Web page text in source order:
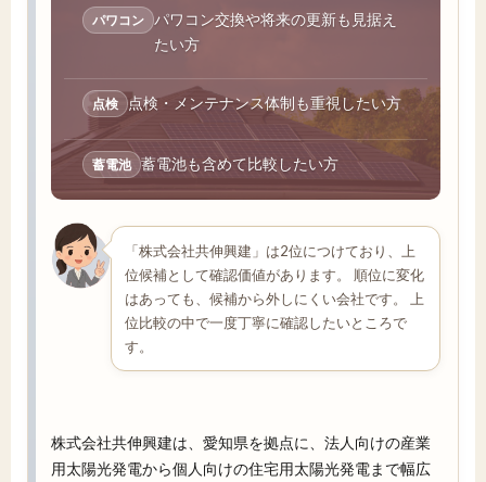
パワコン
パワコン交換や将来の更新も見据え
たい方
点検 点検・メンテナンス体制も重視したい方
蓄電池 蓄電池も含めて比較したい方
「株式会社共伸興建」は2位につけており、上
位候補として確認価値があります。 順位に変化
はあっても、候補から外しにくい会社です。 上
位比較の中で一度丁寧に確認したいところで
す。
株式会社共伸興建は、愛知県を拠点に、法人向けの産業
用太陽光発電から個人向けの住宅用太陽光発電まで幅広